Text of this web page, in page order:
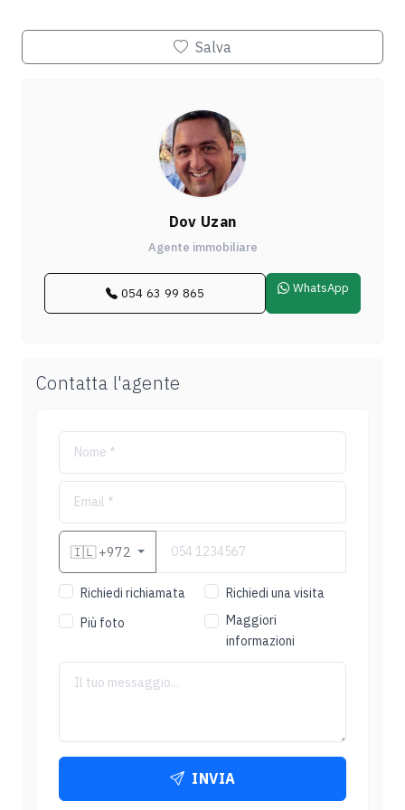
Salva
Dov Uzan
Agente immobiliare
054 63 99 865 WhatsApp
Contatta l'agente
🇮🇱 +972
Richiedi richiamata
Richiedi una visita
Più foto
Maggiori
informazioni
INVIA